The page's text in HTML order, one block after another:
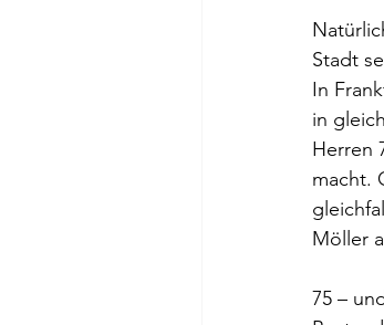
Stadt
In
in
Herren
macht.
Möller
75 –